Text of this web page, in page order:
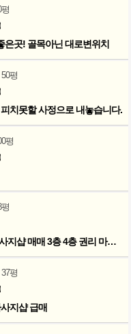
평
은곳! 골목아닌 대로변위치
50평
치못할 사정으로 내놓습니다.
평
평
검단사거리 목좋은자리 마사지샵 매매 3층 4층 권리 마지막인하 300만
37평
지샵 급매